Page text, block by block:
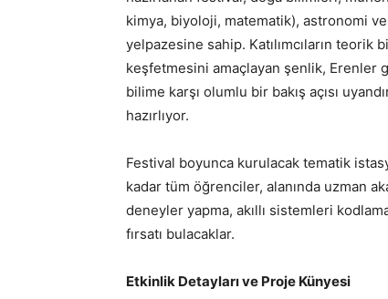
kimya, biyoloji, matematik), astronomi
yelpazesine sahip. Katılımcıların
keşfetmesini amaçlayan şenlik, Erenler
bilime karşı olumlu bir bakış açısı
hazırlıyor.
Festival boyunca kurulacak tematik
kadar tüm öğrenciler, alanında uzman
deneyler yapma, akıllı sistemleri
fırsatı bulacaklar.
Etkinlik Detayları ve Proje Künyesi